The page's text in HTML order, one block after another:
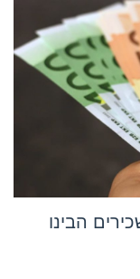
הבינו